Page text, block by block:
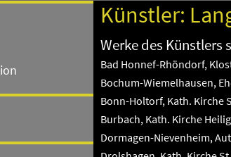
Künstler:
Werke des Künstlers
Bad Honnef-Rhöndorf,
Bochum-Wiemelhausen,
Bonn-Holtorf, Kath. Kirche
Burbach, Kath. Kirche
Dormagen-Nievenheim,